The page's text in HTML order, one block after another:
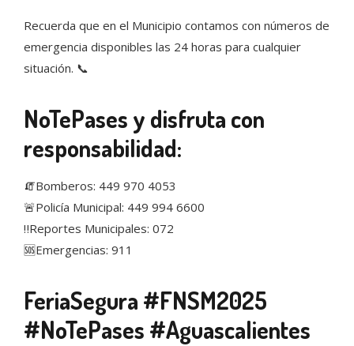
Recuerda que en el Municipio contamos con números de
emergencia disponibles las 24 horas para cualquier
situación. 📞
NoTePases y disfruta con
responsabilidad:
🧯Bomberos: 449 970 4053
🚨Policía Municipal: 449 994 6600
‼️Reportes Municipales: 072
🆘Emergencias: 911
FeriaSegura #FNSM2025
#NoTePases #Aguascalientes